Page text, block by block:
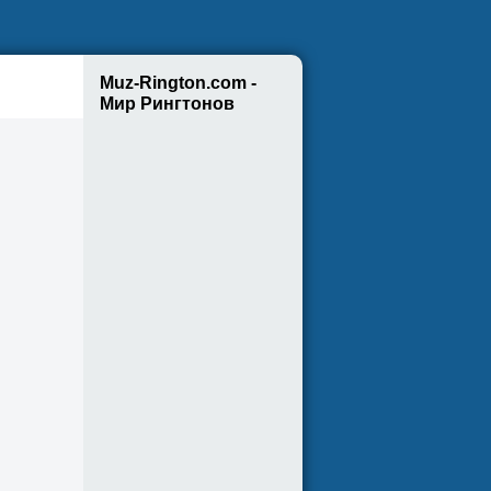
Muz-Rington.com -
Мир Рингтонов